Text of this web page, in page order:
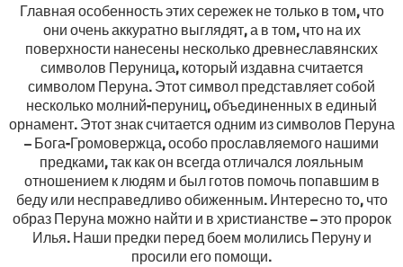
Главная особенность этих сережек не только в том, что
они очень аккуратно выглядят, а в том, что на их
поверхности нанесены несколько древнеславянских
символов Перуница, который издавна считается
символом Перуна. Этот символ представляет собой
несколько молний-перуниц, объединенных в единый
орнамент. Этот знак считается одним из символов Перуна
– Бога-Громовержца, особо прославляемого нашими
предками, так как он всегда отличался лояльным
отношением к людям и был готов помочь попавшим в
беду или несправедливо обиженным. Интересно то, что
образ Перуна можно найти и в христианстве – это пророк
Илья. Наши предки перед боем молились Перуну и
просили его помощи.